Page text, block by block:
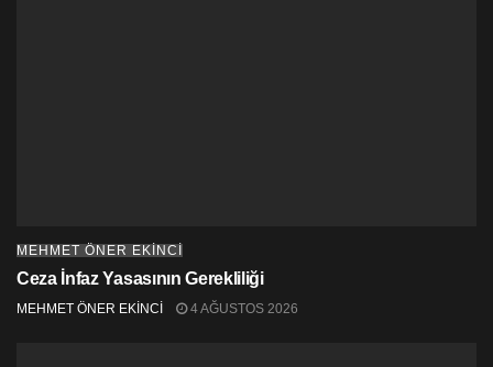
MEHMET ÖNER EKINCI
Ceza İnfaz Yasasının Gerekliliği
MEHMET ÖNER EKİNCİ 4 AĞUSTOS 2026